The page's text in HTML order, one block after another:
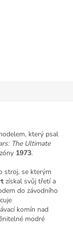
který psal
The Ultimate
1973.
stroj, se kterým
získal svůj třetí a
do závodního
komín nad
modré